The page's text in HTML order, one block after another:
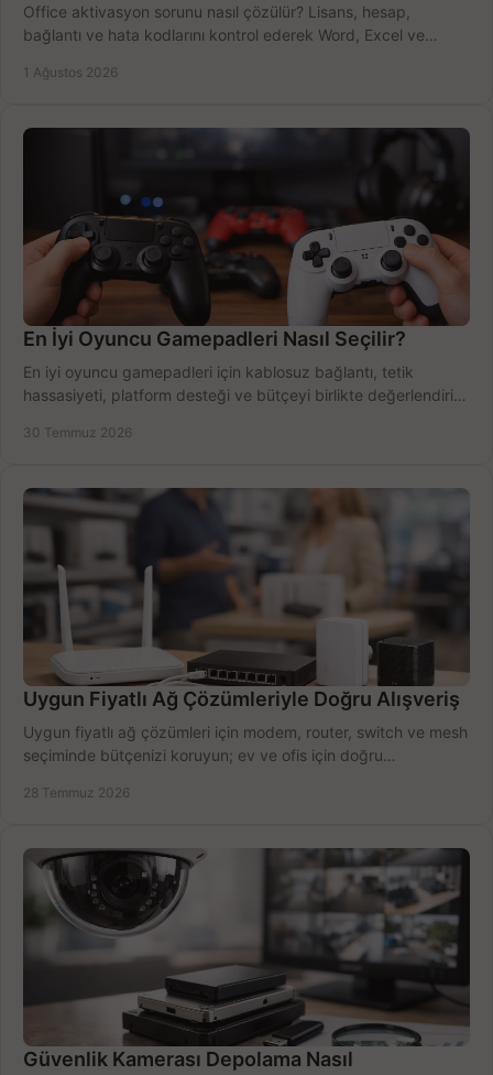
Office aktivasyon sorunu nasıl çözülür? Lisans, hesap,
bağlantı ve hata kodlarını kontrol ederek Word, Excel ve
1 Ağustos 2026
En İyi Oyuncu Gamepadleri Nasıl Seçilir?
En iyi oyuncu gamepadleri için kablosuz bağlantı, tetik
hassasiyeti, platform desteği ve bütçeyi birlikte değerlendirin;
30 Temmuz 2026
Uygun Fiyatlı Ağ Çözümleriyle Doğru Alışveriş
Uygun fiyatlı ağ çözümleri için modem, router, switch ve mesh
seçiminde bütçenizi koruyun; ev ve ofis için doğru
28 Temmuz 2026
Güvenlik Kamerası Depolama Nasıl